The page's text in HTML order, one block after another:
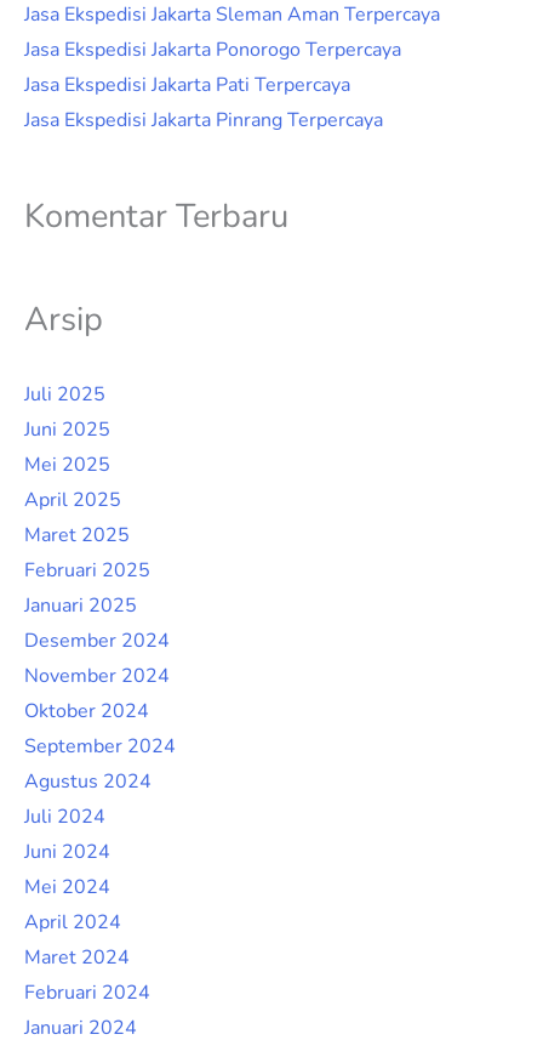
Jasa Ekspedisi Jakarta Sleman Aman Terpercaya
Jasa Ekspedisi Jakarta Ponorogo Terpercaya
Jasa Ekspedisi Jakarta Pati Terpercaya
Jasa Ekspedisi Jakarta Pinrang Terpercaya
Komentar Terbaru
Arsip
Juli 2025
Juni 2025
Mei 2025
April 2025
Maret 2025
Februari 2025
Januari 2025
Desember 2024
November 2024
Oktober 2024
September 2024
Agustus 2024
Juli 2024
Juni 2024
Mei 2024
April 2024
Maret 2024
Februari 2024
Januari 2024